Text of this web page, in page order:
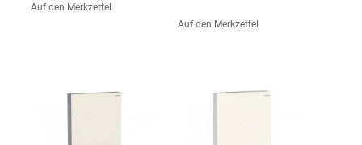
Auf den Merkzettel
Auf den Merkzettel